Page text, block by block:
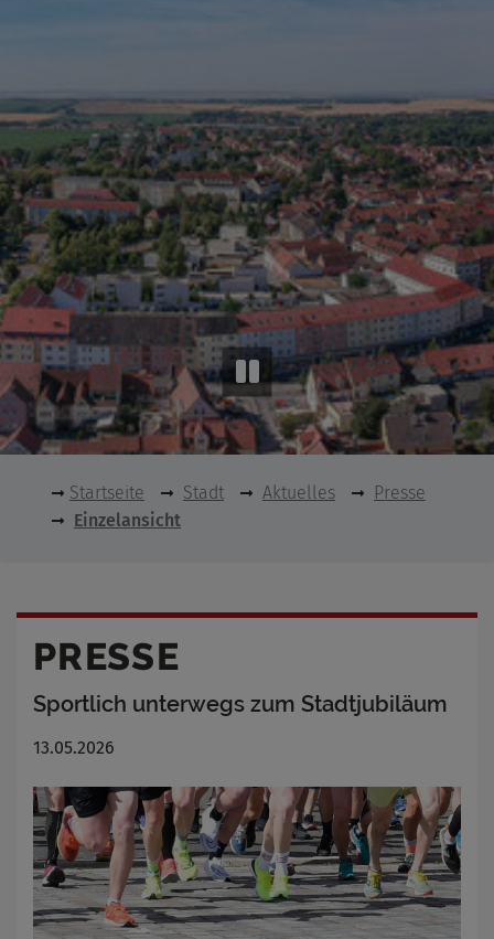
Startseite Stadt Aktuelles
Presse
Einzelansicht
PRESSE
Sportlich unterwegs zum Stadtjubiläum
13.05.2026